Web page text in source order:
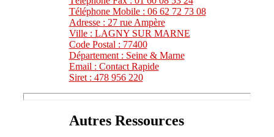
Téléphone Mobile : 06 62 72 73 08
Adresse : 27 rue Ampère
Ville : LAGNY SUR MARNE
Code Postal : 77400
Département : Seine & Marne
Email : Contact Rapide
Siret : 478 956 220
Autres Ressources